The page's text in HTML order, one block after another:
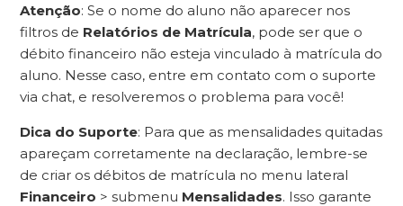
Atenção: Se o nome do aluno não aparecer nos
filtros de Relatórios de Matrícula, pode ser que o
débito financeiro não esteja vinculado à matrícula do
aluno. Nesse caso, entre em contato com o suporte
via chat, e resolveremos o problema para você!
Dica do Suporte: Para que as mensalidades quitadas
apareçam corretamente na declaração, lembre-se
de criar os débitos de matrícula no menu lateral
Financeiro > submenu Mensalidades. Isso garante